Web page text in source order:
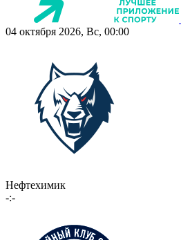
04 октября 2026, Вс, 00:00
Нефтехимик
-:-